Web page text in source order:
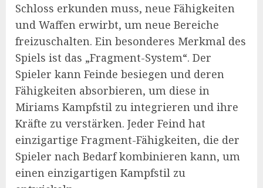
Schloss erkunden muss, neue Fähigkeiten
und Waffen erwirbt, um neue Bereiche
freizuschalten. Ein besonderes Merkmal des
Spiels ist das „Fragment-System“. Der
Spieler kann Feinde besiegen und deren
Fähigkeiten absorbieren, um diese in
Miriams Kampfstil zu integrieren und ihre
Kräfte zu verstärken. Jeder Feind hat
einzigartige Fragment-Fähigkeiten, die der
Spieler nach Bedarf kombinieren kann, um
einen einzigartigen Kampfstil zu